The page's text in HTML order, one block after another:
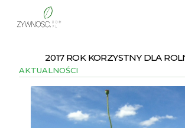
2017 ROK KORZYSTNY DLA
AKTUALNOŚCI